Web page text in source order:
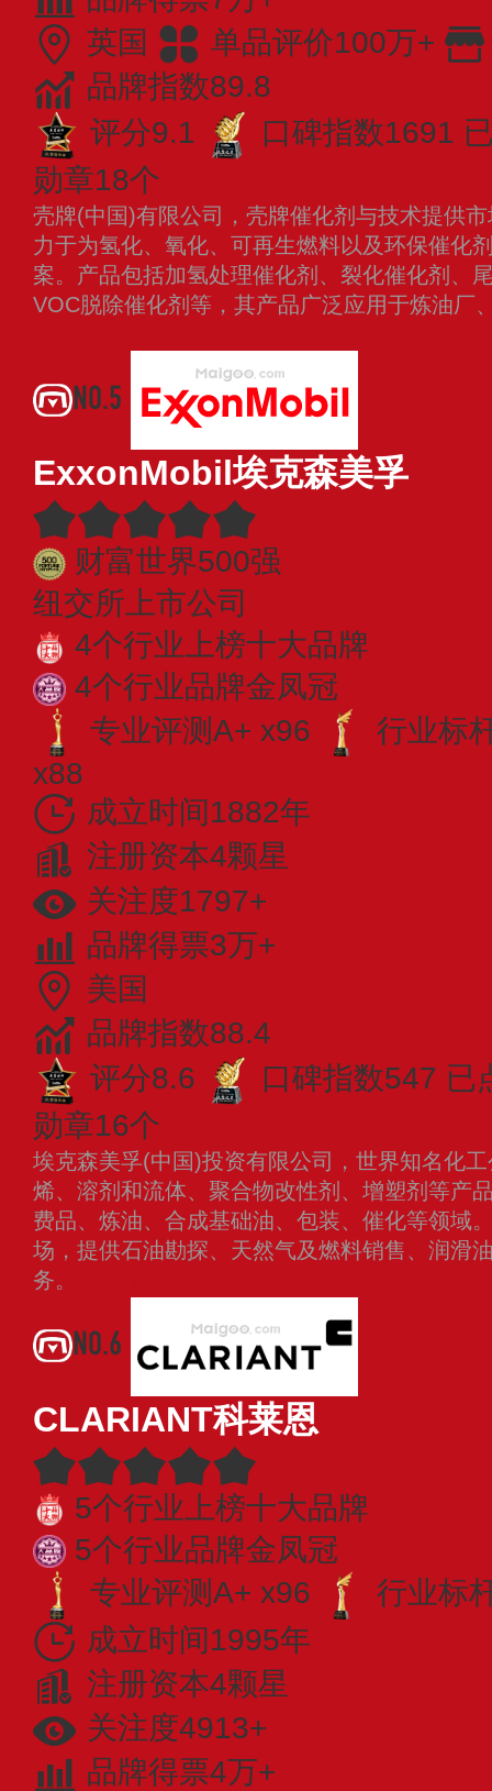
英国
单品评价100万+
品牌指数89.8
评分9.1
口碑指数1691
勋章18个
壳牌(中国)有限公司，壳牌催化剂与技术提供
力于为氢化、氧化、可再生燃料以及环保催化
案。产品包括加氢处理催化剂、裂化催化剂、
VOC脱除催化剂等，其产品广泛应用于炼油厂
NO.5
ExxonMobil埃克森美孚
财富世界500强
纽交所上市公司
4个行业上榜十大品牌
4个行业品牌金凤冠
专业评测A+ x96
行业标
x88
成立时间1882年
注册资本4颗星
关注度1797+
品牌得票3万+
美国
品牌指数88.4
评分8.6
口碑指数547 已
勋章16个
埃克森美孚(中国)投资有限公司，世界知名化
烯、溶剂和流体、聚合物改性剂、增塑剂等产
费品、炼油、合成基础油、包装、催化等领域
场，提供石油勘探、天然气及燃料销售、润滑
务。
NO.6
CLARIANT科莱恩
5个行业上榜十大品牌
5个行业品牌金凤冠
专业评测A+ x96
行业标
成立时间1995年
注册资本4颗星
关注度4913+
品牌得票4万+